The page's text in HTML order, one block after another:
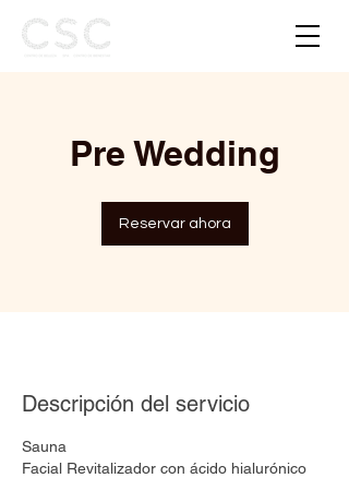
Pre Wedding
Reservar ahora
Descripción del servicio
Sauna
Facial Revitalizador con ácido hialurónico